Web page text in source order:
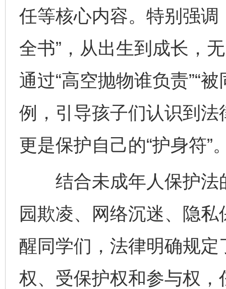
任等核心内容。特别强调
全书”，从出生到成长，
通过“高空抛物谁负责”“
例，引导孩子们认识到法
更是保护自己的“护身符”
结合未成年人保护法
园欺凌、网络沉迷、隐
醒同学们，法律明确规
权、受保护权和参与权